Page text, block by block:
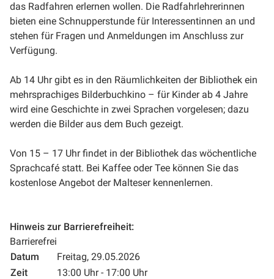
das Radfahren erlernen wollen. Die Radfahrlehrerinnen
bieten eine Schnupperstunde für Interessentinnen an und
stehen für Fragen und Anmeldungen im Anschluss zur
Verfügung.
Ab 14 Uhr gibt es in den Räumlichkeiten der Bibliothek ein
mehrsprachiges Bilderbuchkino – für Kinder ab 4 Jahre
wird eine Geschichte in zwei Sprachen vorgelesen; dazu
werden die Bilder aus dem Buch gezeigt.
Von 15 – 17 Uhr findet in der Bibliothek das wöchentliche
Sprachcafé statt. Bei Kaffee oder Tee können Sie das
kostenlose Angebot der Malteser kennenlernen.
Hinweis zur Barrierefreiheit:
Barrierefrei
Datum
Freitag, 29.05.2026
Zeit
13:00 Uhr - 17:00 Uhr